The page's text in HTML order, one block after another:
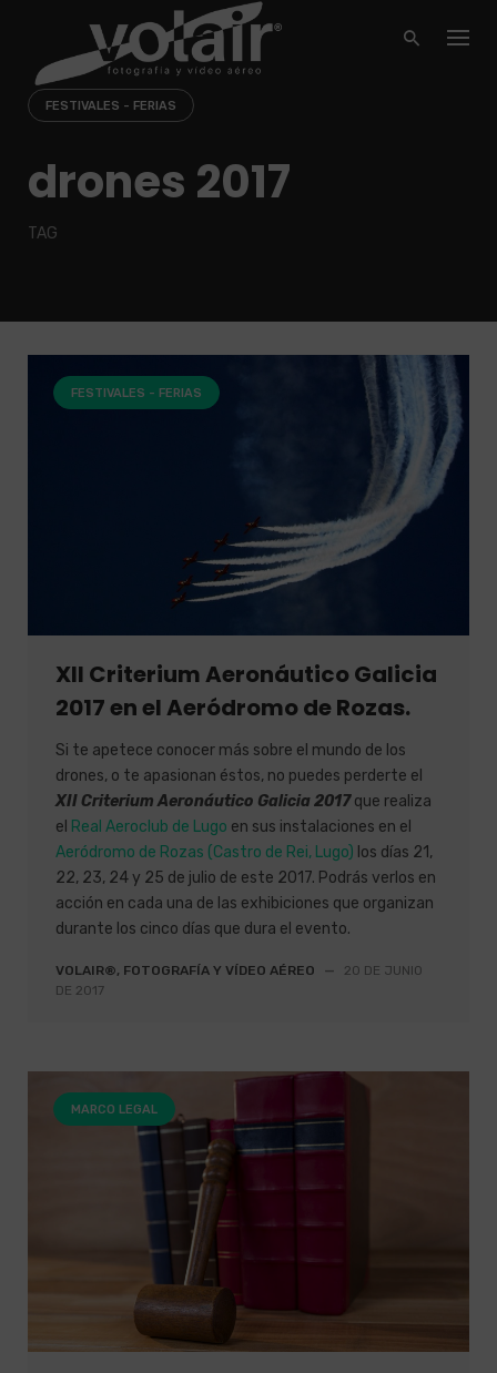
content
FESTIVALES - FERIAS
drones 2017
TAG
FESTIVALES - FERIAS
XII Criterium Aeronáutico Galicia
2017 en el Aeródromo de Rozas.
Si te apetece conocer más sobre el mundo de los
drones, o te apasionan éstos, no puedes perderte el
XII Criterium Aeronáutico Galicia 2017que realiza
el Real Aeroclub de Lugo en sus instalaciones en el
Aeródromo de Rozas (Castro de Rei, Lugo) los días 21,
22, 23, 24 y 25 de julio de este 2017. Podrás verlos en
acción en cada una de las exhibiciones que organizan
durante los cinco días que dura el evento.
VOLAIR®, FOTOGRAFÍA Y VÍDEO AÉREO —
20 DE JUNIO
DE 2017
MARCO LEGAL